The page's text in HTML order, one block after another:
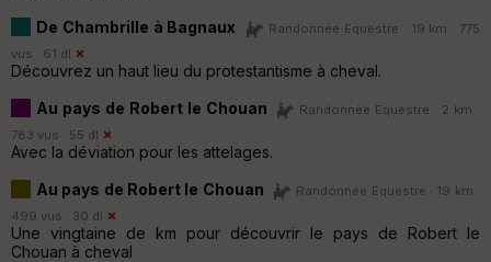
De Chambrille à Bagnaux
Randonnée Equestre · 19 km · 775
vus · 61 dl
Découvrez un haut lieu du protestantisme à cheval.
Au pays de Robert le Chouan
Randonnée Equestre · 2 km ·
783 vus · 55 dl
Avec la déviation pour les attelages.
Au pays de Robert le Chouan
Randonnée Equestre · 19 km ·
499 vus · 30 dl
Une vingtaine de km pour découvrir le pays de Robert le
Chouan à cheval